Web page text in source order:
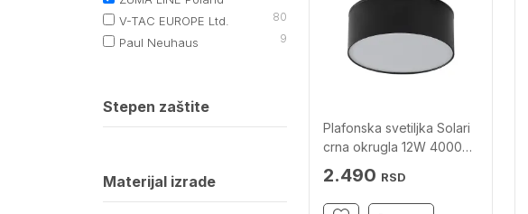
V-TAC EUROPE Ltd. 80
Paul Neuhaus 9
Stepen zaštite
Materijal izrade
Plafonska svetiljka Solari
crna okrugla 12W 4000K
ZUMA LINE
2.490 RSD